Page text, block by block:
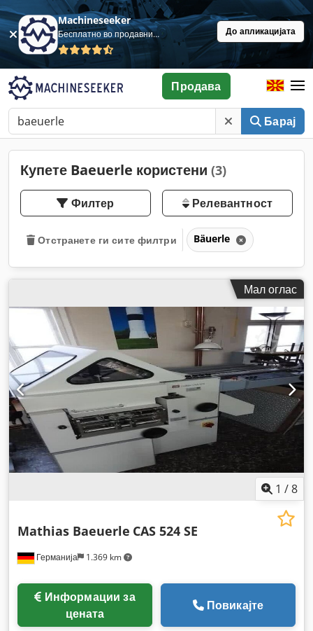
Machineseeker
Бесплатно во продавница До апликацијата
Барај
Продава
Купете Baeuerle користени (3)
Филтер Релевантност
Отстранете ги сите филтри Bäuerle
Мал оглас
1 /8
Германија 1.369 km
Mathias Baeuerle CAS 524 SE
цената
Повикајте